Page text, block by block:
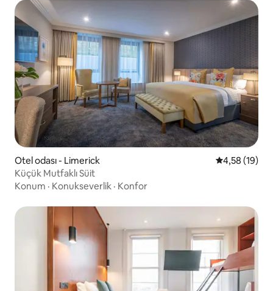
Otel odası - Limerick 5 üzerinden
4,58 (19)
Küçük Mutfaklı Süit
Konum · Konukseverlik · Konfor